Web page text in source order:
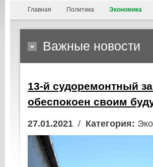
Главная Политика Экономика
Важные новости
13-й судоремонтный
обеспокоен своим
27.01.2021 / Категория: